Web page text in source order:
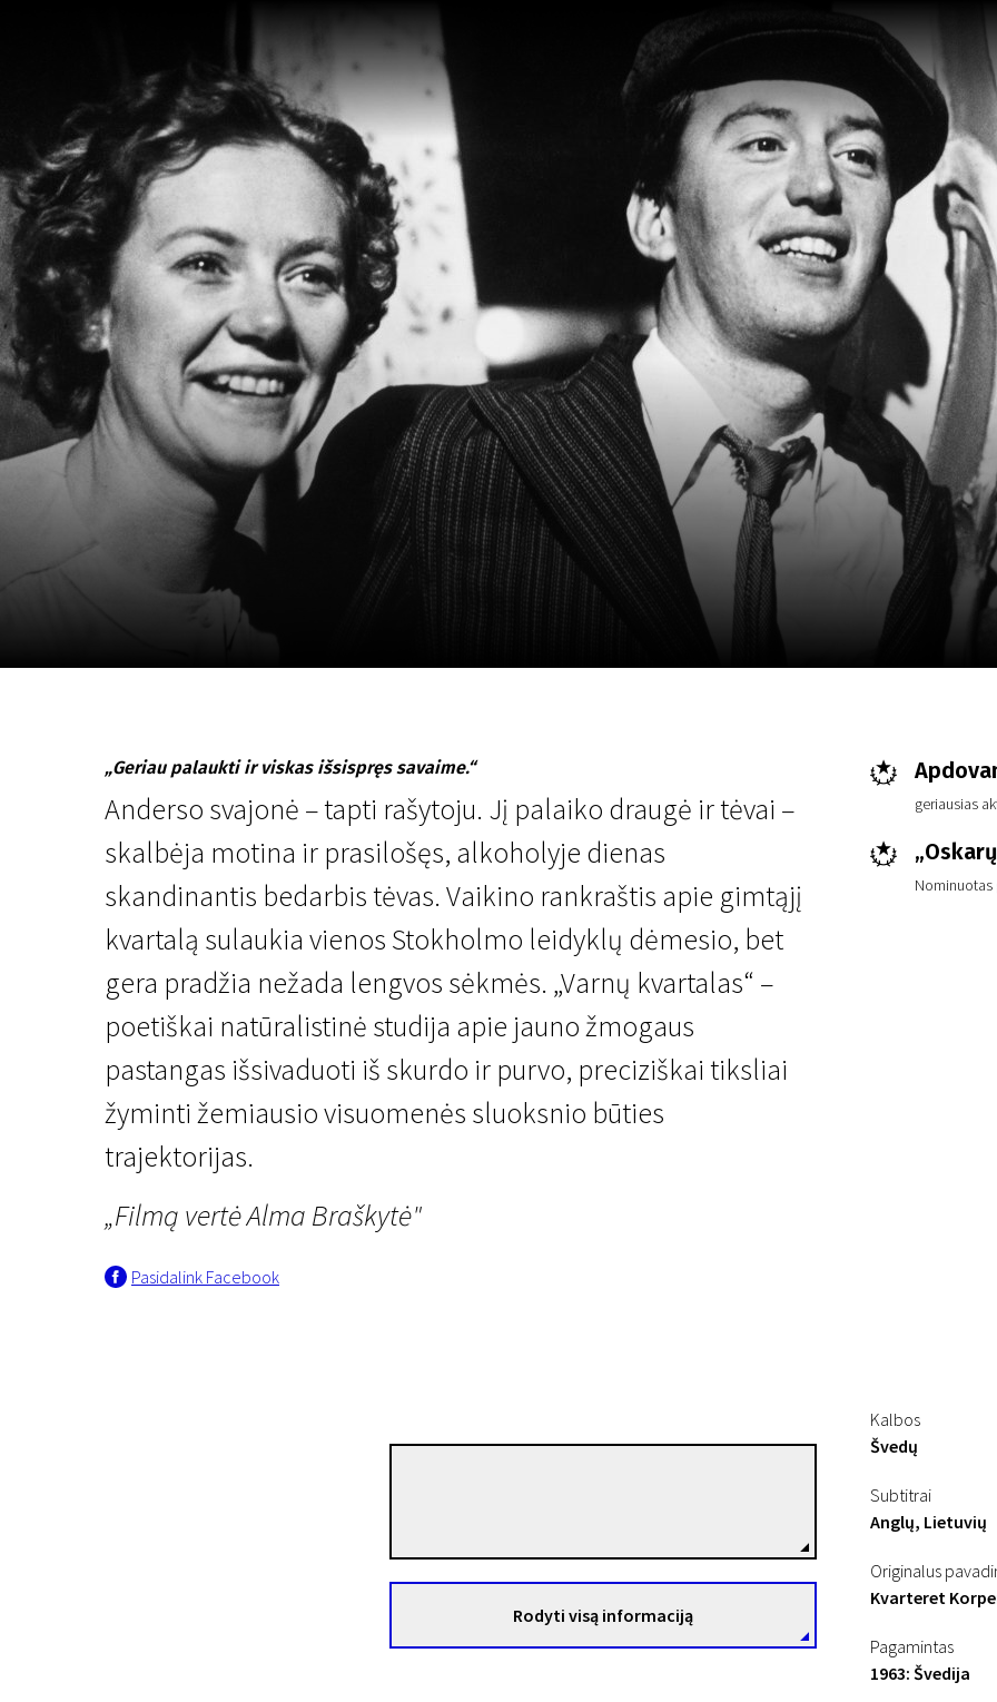
Iš arčiau: Bo Widerberg
Varnų kvartalas
„Geriau palaukti ir viskas išsispręs savaime.“
Anderso svajonė – tapti rašytoju. Jį palaiko draugė ir tėvai –
skalbėja motina ir prasilošęs, alkoholyje dienas
skandinantis bedarbis tėvas. Vaikino rankraštis apie gimtąjį
kvartalą sulaukia vienos Stokholmo leidyklų dėmesio, bet
gera pradžia nežada lengvos sėkmės. „Varnų kvartalas“ –
poetiškai natūralistinė studija apie jauno žmogaus
pastangas išsivaduoti iš skurdo ir purvo, preciziškai tiksliai
žyminti žemiausio visuomenės sluoksnio būties
trajektorijas.
„Filmą vertė Alma Braškytė"
Pasidalink Facebook
geriausias
Nominuotas
Rodyti visą informaciją
Kalbos
Švedų
Subtitrai
Anglų, Lietuvių
Originalus
Kvarteret
Pagamintas
1963: Švedija